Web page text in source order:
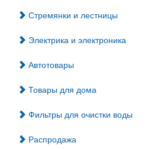
Стремянки и лестницы
Электрика и электроника
Автотовары
Товары для дома
Фильтры для очистки воды
Распродажа